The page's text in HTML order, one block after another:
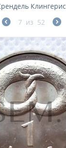
Клингерис
7 из 52